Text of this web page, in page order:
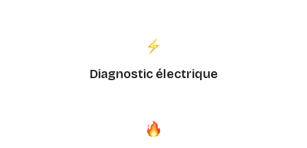
Diagnostic électrique